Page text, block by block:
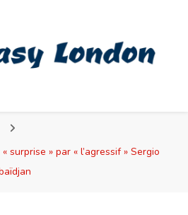
surprise » par « l’agressif » Sergio